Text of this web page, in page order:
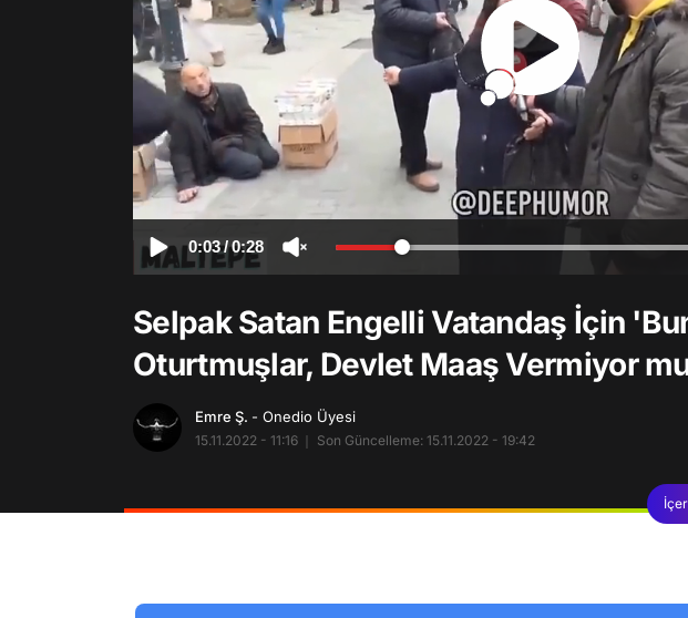
0:03/0:28
Selpak Satan Engelli Vatandaş İçin
Oturtmuşlar, Devlet Maaş Vermiyor
Emre Ş. - Onedio Üyesi
15.11.2022 - 11:16 Son Güncelleme: 15.11.2022 - 19:42